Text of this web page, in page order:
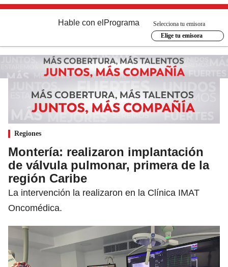
Hable con el Programa
Selecciona tu emisora
Elige tu emisora
Regiones
Montería: realizaron implantación
de válvula pulmonar, primera de la
región Caribe
La intervención la realizaron en la Clínica IMAT
Oncomédica.